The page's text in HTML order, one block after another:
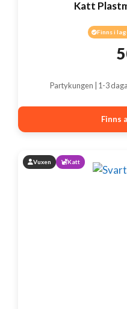
Katt
Finns i
Partykungen | 1-3
Finns
Vuxen Katt